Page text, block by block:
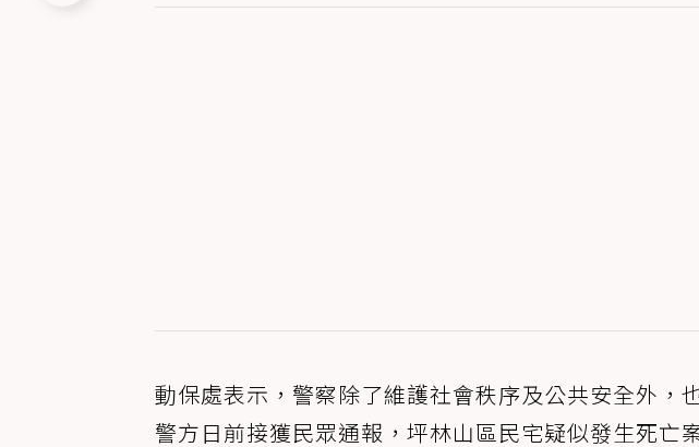
動保處表示，警察除了維護社會秩序及公共安全外，
警方日前接獲民眾通報，坪林山區民宅疑似發生死亡